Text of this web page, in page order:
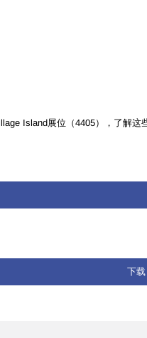
Island展位（4405），了解这
下